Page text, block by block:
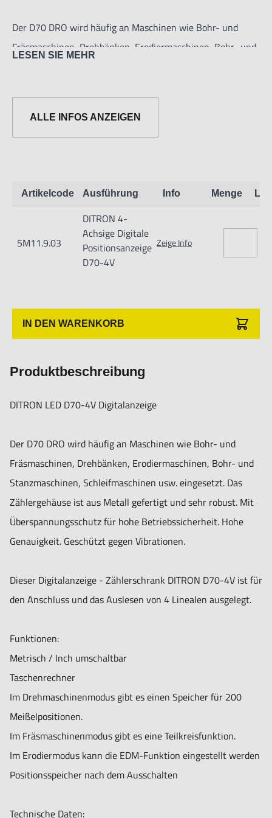
Der D70 DRO wird häufig an Maschinen wie Bohr- und
Fräsmaschinen, Drehbänken, Erodiermaschinen, Bohr- und
Genauigkeit. Geschützt gegen Vibrationen.
Funktionen:
Metrisch / Inch umschaltbar
Meißelpositionen.
Im Fräsmaschinenmodus gibt es eine Teilkreisfunktion.
werden
Positionsspeicher nach dem Ausschalten
Technische Daten:
- Stromversorgung: AC80V-260V/50HZ-60HZ
- Leistungsaufnahme: 15W
- Koordinatenanzeige: 4-Achsige
- Eingangssignal: 5VTTL/RS422
- Eingangsfrequenz: =4MHZ
Standardmäßig mit folgendem Zubehör geliefert:
- Gebrauchsanweisung
- Anschlusskabel 220 Volt
- Schutzhülle
Informationen zur Produktsicherheit:
Nur für technisch versierte und mit dem Produkt vertraute
Anwender sowie Handwerker geeignet.
Unsachgemäße Verwendung kann zu Schäden und
LESEN SIE MEHR
ALLE INFOS ANZEIGEN
Artikelcode Ausführung Info Menge
5M11.9.03
DITRON 4-
Achsige Digitale
Positionsanzeige
D70-4V
Zeige Info
IN DEN WARENKORB
Produktbeschreibung
DITRON LED D70-4V Digitalanzeige
Der D70 DRO wird häufig an Maschinen wie Bohr- und
Fräsmaschinen, Drehbänken, Erodiermaschinen, Bohr- und
Stanzmaschinen, Schleifmaschinen usw. eingesetzt. Das
Zählergehäuse ist aus Metall gefertigt und sehr robust. Mit
Überspannungsschutz für hohe Betriebssicherheit. Hohe
Genauigkeit. Geschützt gegen Vibrationen.
Dieser Digitalanzeige - Zählerschrank DITRON D70-4V ist für
den Anschluss und das Auslesen von 4 Linealen ausgelegt.
Funktionen:
Metrisch / Inch umschaltbar
Taschenrechner
Im Drehmaschinenmodus gibt es einen Speicher für 200
Meißelpositionen.
Im Fräsmaschinenmodus gibt es eine Teilkreisfunktion.
Im Erodiermodus kann die EDM-Funktion eingestellt werden
Positionsspeicher nach dem Ausschalten
Technische Daten: